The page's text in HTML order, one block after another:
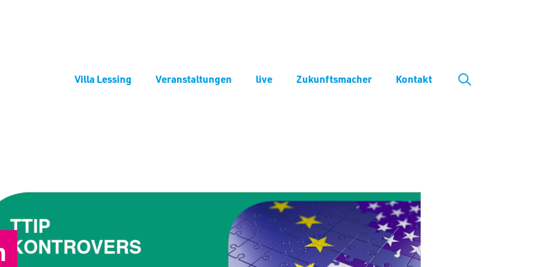
Villa Lessing Veranstaltungen live Zukunftsmacher Kontakt